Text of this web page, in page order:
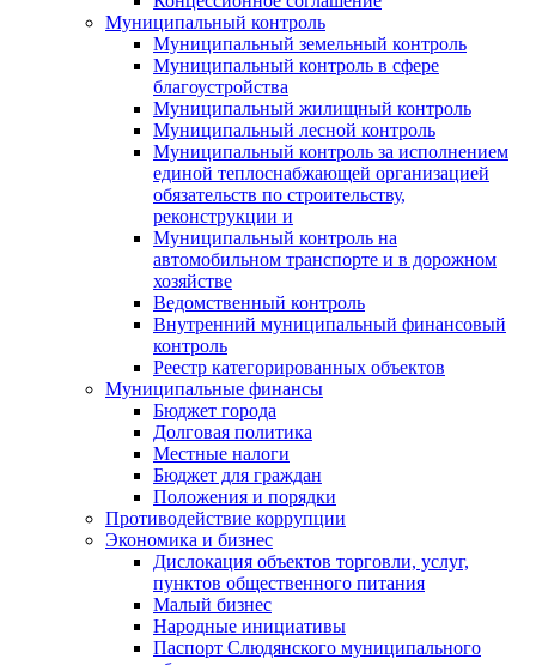
Муниципальный контроль
Муниципальный земельный контроль
Муниципальный контроль в сфере
благоустройства
Муниципальный жилищный контроль
Муниципальный лесной контроль
Муниципальный контроль за исполнением
единой теплоснабжающей организацией
обязательств по строительству,
реконструкции и
Муниципальный контроль на
автомобильном транспорте и в дорожном
хозяйстве
Ведомственный контроль
Внутренний муниципальный финансовый
контроль
Реестр категорированных объектов
Муниципальные финансы
Бюджет города
Долговая политика
Местные налоги
Бюджет для граждан
Положения и порядки
Противодействие коррупции
Экономика и бизнес
Дислокация объектов торговли, услуг,
пунктов общественного питания
Малый бизнес
Народные инициативы
Паспорт Слюдянского муниципального